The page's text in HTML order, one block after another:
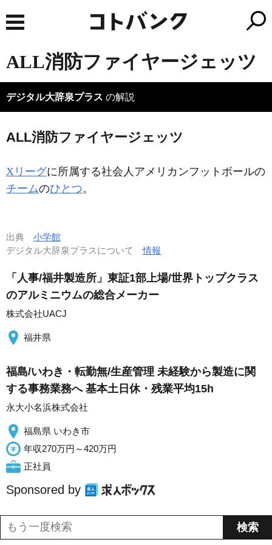
ALL消防ファイヤージェッツ
デジタル大辞泉プラス の解説
ALL消防ファイヤージェッツ
Xリーグに所属する社会人アメリカンフットボールの
チームのひとつ。
出典 小学館
デジタル大辞泉プラスについて情報
「人事/福井製造所」東証1部上場/世界トップクラス
のアルミニウムの総合メーカー
株式会社UACJ
福井県
福島/いわき・転勤無/生産管理 未経験から製造に関
する事務業務へ 基本土日休・残業平均15h
永大小名浜株式会社
福島県 いわき市
年収270万円～420万円
正社員
Sponsored by